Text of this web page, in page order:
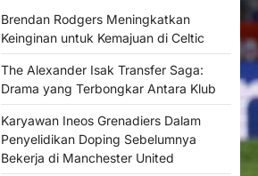
Brendan Rodgers Meningkatkan
Keinginan untuk Kemajuan di Celtic
The Alexander Isak Transfer Saga:
Drama yang Terbongkar Antara Klub
Karyawan Ineos Grenadiers Dalam
Penyelidikan Doping Sebelumnya
Bekerja di Manchester United